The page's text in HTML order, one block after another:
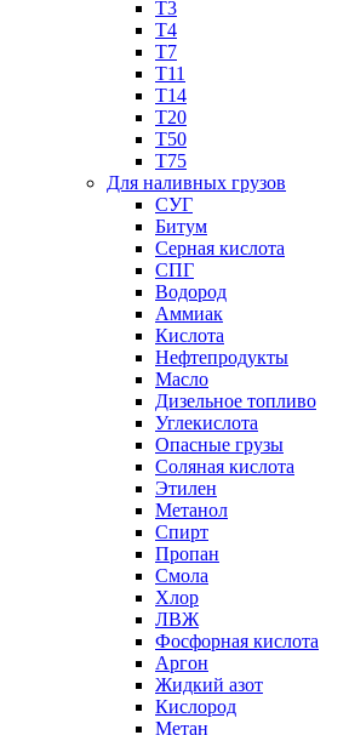
Т3
Т4
Т7
Т11​
Т14
Т20
Т50
Т75
Для наливных грузов
СУГ
Битум
Серная кислота
СПГ
Водород
Аммиак
Кислота
Нефтепродукты
Масло
Дизельное топливо
Углекислота
Опасные грузы
Соляная кислота
Этилен
Метанол
Спирт
Пропан
Смола
Хлор
ЛВЖ
Фосфорная кислота
Аргон
Жидкий азот
Кислород
Метан